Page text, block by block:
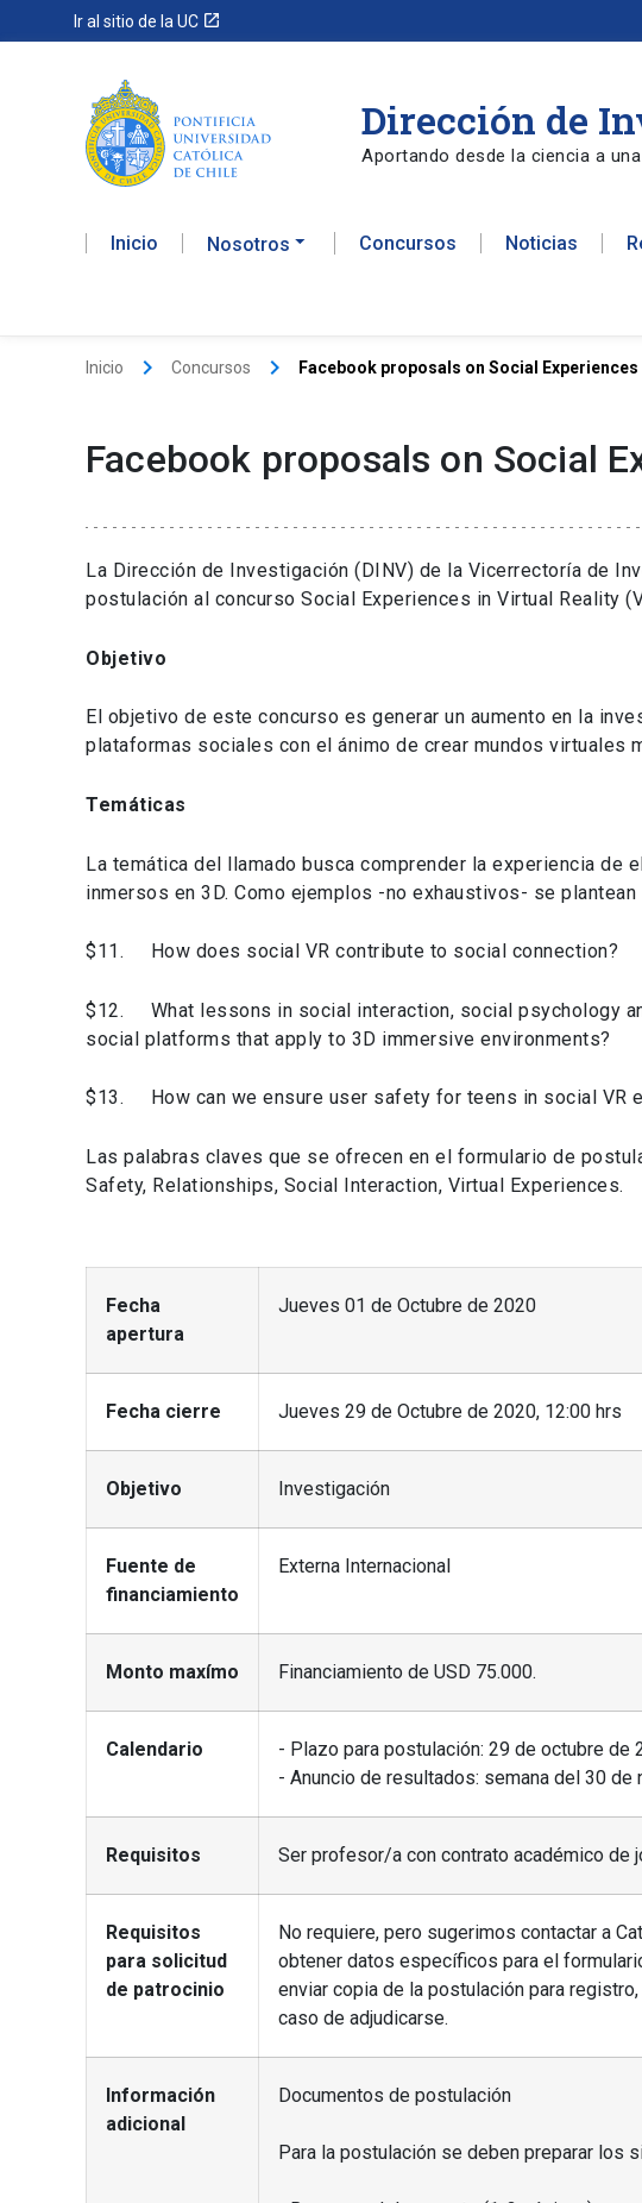
Ir al sitio de la UC launch
Dirección de
Aportando desde la ciencia a
Inicio Nosotros Concursos Noticias
Inicio keyboard_arrow_right Concursos keyboard_arrow_right Facebook proposals on Social
Facebook proposals on Social
La Dirección de Investigación (DINV) de la Vicerrectoría de
postulación al concurso Social Experiences in Virtual Reality
Objetivo
El objetivo de este concurso es generar un aumento en la
plataformas sociales con el ánimo de crear mundos virtuales
Temáticas
La temática del llamado busca comprender la experiencia de
inmersos en 3D. Como ejemplos -no exhaustivos- se
$11. How does social VR contribute to social connection?
$12. What lessons in social interaction, social psychology
social platforms that apply to 3D immersive environments?
$13. How can we ensure user safety for teens in social VR
Las palabras claves que se ofrecen en el formulario de
Safety, Relationships, Social Interaction, Virtual Experiences.
Fecha
apertura
Jueves 01 de Octubre de 2020
Fecha cierre Jueves 29 de Octubre de 2020, 12:00 hrs
Objetivo Investigación
Fuente de
financiamiento
Externa Internacional
Monto maxímo Financiamiento de USD 75.000.
Calendario
- Plazo para postulación: 29 de octubre de
- Anuncio de resultados: semana del 30 de
Requisitos Ser profesor/a con contrato académico de
Requisitos
para solicitud
de patrocinio
No requiere, pero sugerimos contactar a
obtener datos específicos para el
enviar copia de la postulación para
caso de adjudicarse.
Información
adicional
Documentos de postulación
Para la postulación se deben preparar los